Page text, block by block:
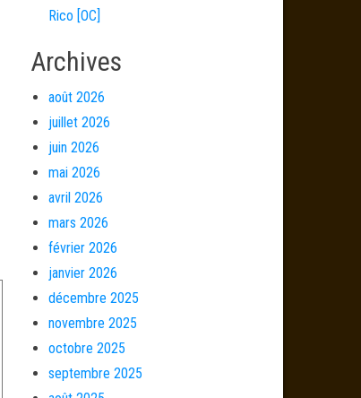
Rico [OC]
Archives
août 2026
juillet 2026
juin 2026
mai 2026
avril 2026
mars 2026
février 2026
janvier 2026
décembre 2025
novembre 2025
octobre 2025
septembre 2025